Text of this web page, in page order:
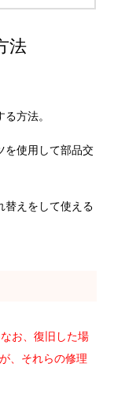
法
方法。
を使用して部品交
替えをして使える
お、復旧した場
、それらの修理